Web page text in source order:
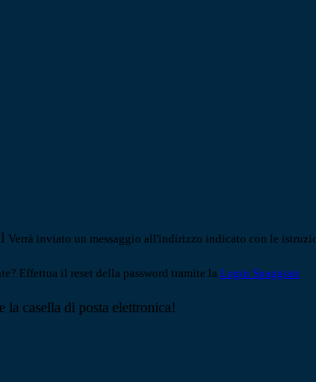
Verrà inviato un messaggio all'indirizzo indicato con le
Effettua il reset della password tramite la Login Spaggiari
la casella di posta elettronica!